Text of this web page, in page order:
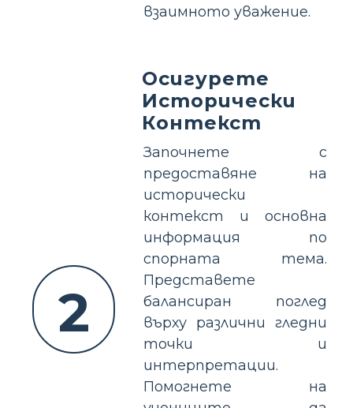
взаимното уважение.
2
Осигурете
Исторически
Контекст
Започнете с
предоставяне на
исторически
контекст и основна
информация по
спорната тема.
Представете
балансиран поглед
върху различни гледни
точки и
интерпретации.
Помогнете на